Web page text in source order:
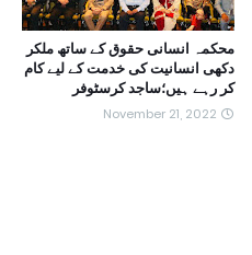
محکمہ انسانی حقوق کے ساتھ ملکر
دکھی انسانیت کی خدمت کے لیے کام
کر رہے ہیں؛ساجد کرسٹوفر
November 21, 2022